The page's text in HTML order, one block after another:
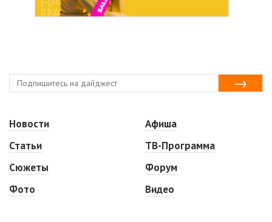
Новости
Статьи
Сюжеты
Фото
Афиша
ТВ-Программа
Форум
Видео